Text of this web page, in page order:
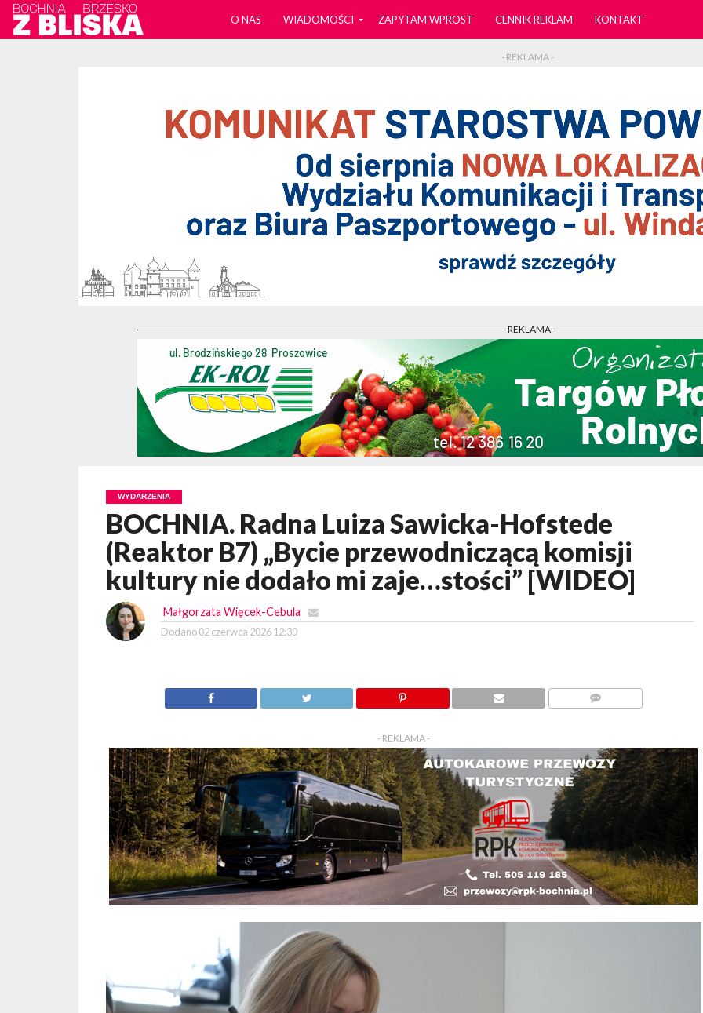
O NAS WIADOMOŚCI ZAPYTAM WPROST CENNIK REKLAM KONTAKT
- REKLAMA -
- REKLAMA -
WYDARZENIA
BOCHNIA. Radna Luiza Sawicka-Hofstede
(Reaktor B7) „Bycie przewodniczącą komisji
kultury nie dodało mi zaje…stości” [WIDEO]
Małgorzata Więcek-Cebula
Dodano 02 czerwca 2026 12:30
- REKLAMA -